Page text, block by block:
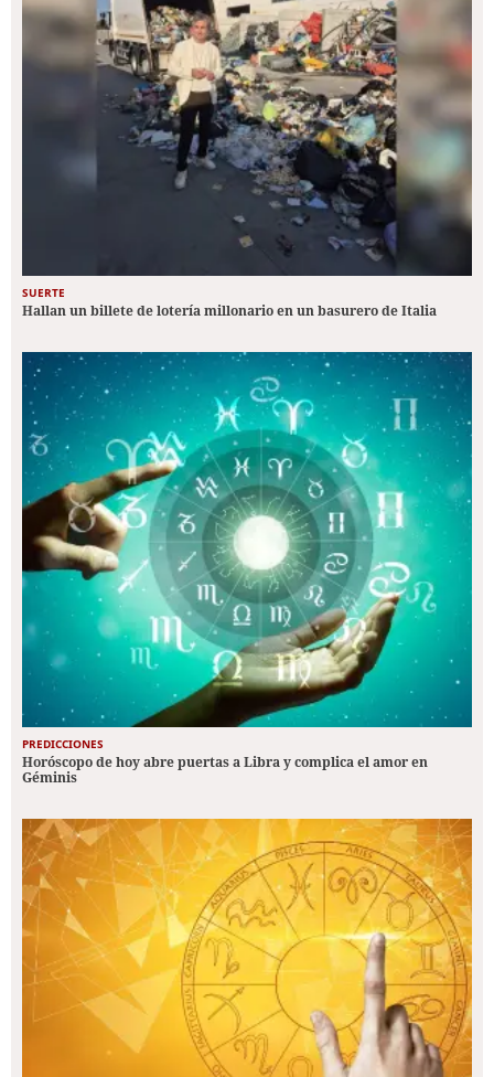
SUERTE
Hallan un billete de lotería millonario en un basurero de Italia
PREDICCIONES
Horóscopo de hoy abre puertas a Libra y complica el amor en
Géminis